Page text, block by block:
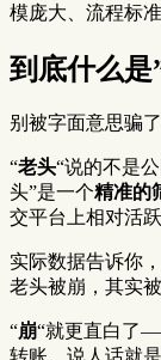
模庞大、流程标
到底什么是
别被字面意思骗了
“老头“说的不是
头”是一个精准的
交平台上相对活跃
实际数据告诉你
老头被崩，其实
“崩“就更直白了